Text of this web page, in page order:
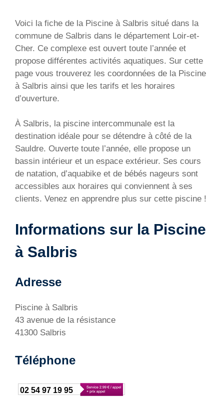
Voici la fiche de la Piscine à Salbris situé dans la
commune de Salbris dans le département Loir-et-
Cher. Ce complexe est ouvert toute l’année et
propose différentes activités aquatiques. Sur cette
page vous trouverez les coordonnées de la Piscine
à Salbris ainsi que les tarifs et les horaires
d’ouverture.
À Salbris, la piscine intercommunale est la
destination idéale pour se détendre à côté de la
Sauldre. Ouverte toute l’année, elle propose un
bassin intérieur et un espace extérieur. Ses cours
de natation, d’aquabike et de bébés nageurs sont
accessibles aux horaires qui conviennent à ses
clients. Venez en apprendre plus sur cette piscine !
Informations sur la Piscine
à Salbris
Adresse
Piscine à Salbris
43 avenue de la résistance
41300 Salbris
Téléphone
02 54 97 19 95